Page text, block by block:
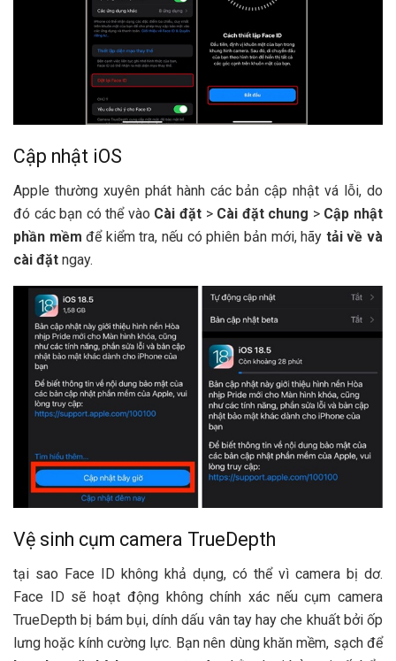
Cập nhật iOS
Apple thường xuyên phát hành các bản cập nhật vá lỗi, do
đó các bạn có thể vào Cài đặt >Cài đặt chung > Cập nhật
phần mềm để kiểm tra, nếu có phiên bản mới, hãy tải về và
cài đặt ngay.
Vệ sinh cụm camera TrueDepth
tại sao Face ID không khả dụng, có thể vì camera bị dơ.
Face ID sẽ hoạt động không chính xác nếu cụm camera
TrueDepth bị bám bụi, dính dấu vân tay hay che khuất bởi ốp
lưng hoặc kính cường lực. Bạn nên dùng khăn mềm, sạch để